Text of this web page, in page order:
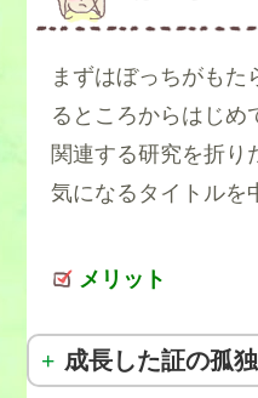
まずはぼっちがもた
るところからはじめ
関連する研究を折り
気になるタイトルを
メリット
成長した証の孤